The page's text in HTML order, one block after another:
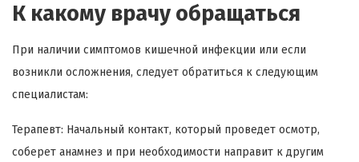
К какому врачу обращаться
При наличии симптомов кишечной инфекции или если
возникли осложнения, следует обратиться к следующим
специалистам:
Терапевт: Начальный контакт, который проведет осмотр,
соберет анамнез и при необходимости направит к другим